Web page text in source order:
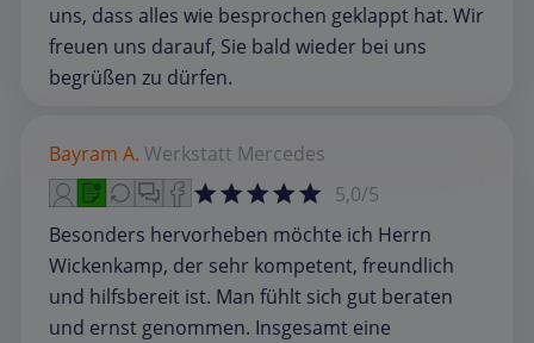
uns, dass alles wie besprochen geklappt hat. Wir
freuen uns darauf, Sie bald wieder bei uns
begrüßen zu dürfen.
Bayram A. Werkstatt Mercedes
5,0/5
Besonders hervorheben möchte ich Herrn
Wickenkamp, der sehr kompetent, freundlich
und hilfsbereit ist. Man fühlt sich gut beraten
und ernst genommen. Insgesamt eine